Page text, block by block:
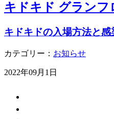
キドキド グランフ
キドキドの入場方法と
カテゴリー： お知らせ
2022年09月1日